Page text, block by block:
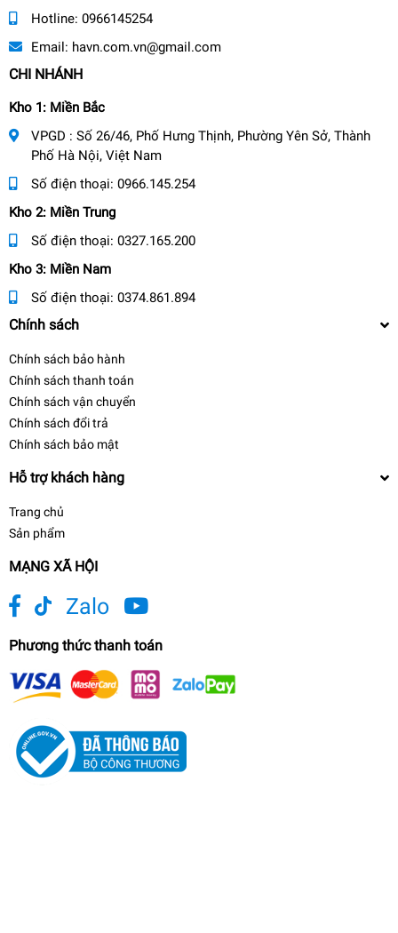
Hotline: 0966145254
Email: havn.com.vn@gmail.com
CHI NHÁNH
Kho 1: Miền Bắc
VPGD : Số 26/46, Phố Hưng Thịnh, Phường Yên Sở, Thành
Phố Hà Nội, Việt Nam
Số điện thoại: 0966.145.254
Kho 2: Miền Trung
Số điện thoại: 0327.165.200
Kho 3: Miền Nam
Số điện thoại: 0374.861.894
Chính sách
Chính sách bảo hành
Chính sách thanh toán
Chính sách vận chuyển
Chính sách đổi trả
Chính sách bảo mật
Hỗ trợ khách hàng
Trang chủ
Sản phẩm
MẠNG XÃ HỘI
Zalo
Phương thức thanh toán